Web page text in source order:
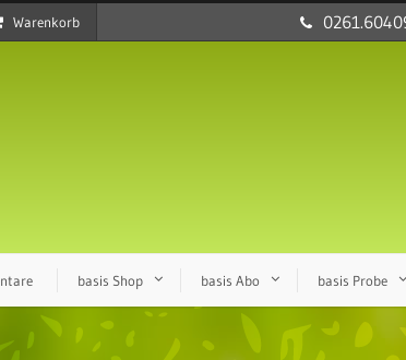
Warenkorb
basis Shop basis Abo basis Probe